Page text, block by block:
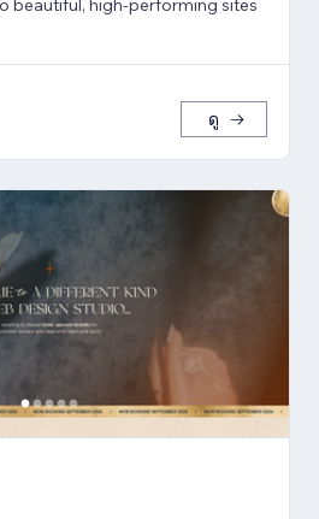
beautiful, high-performing sites
ดู